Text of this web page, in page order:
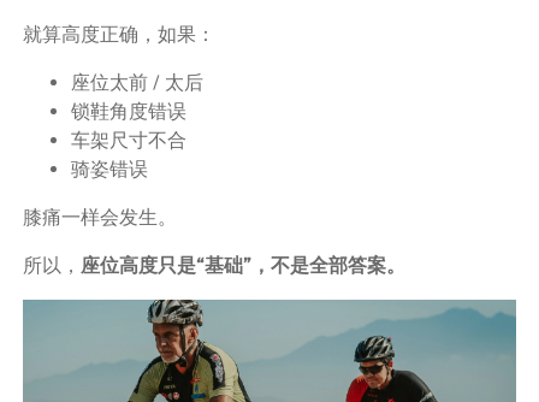
就算高度正确，如果：
座位太前 / 太后
锁鞋角度错误
车架尺寸不合
骑姿错误
膝痛一样会发生。
所以， 座位高度只是“基础”，不是全部答案。